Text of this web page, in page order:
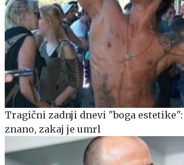
Tragični zadnji dnevi "boga
znano, zakaj je umrl